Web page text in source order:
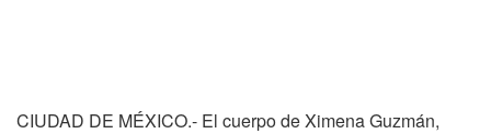
CIUDAD DE MÉXICO.- El cuerpo de Ximena Guzmán,